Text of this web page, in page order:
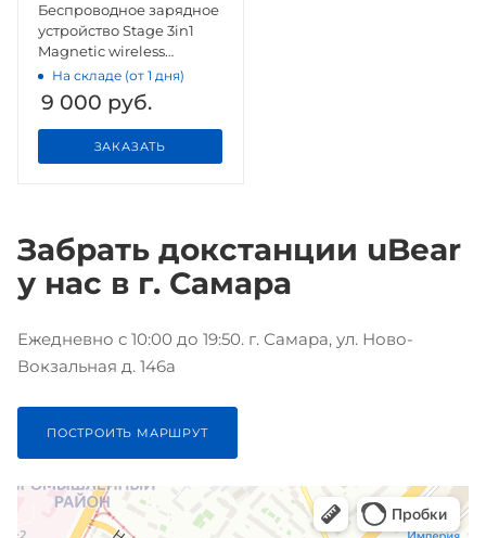
Беспроводное зарядное
устройство Stage 3in1
Magnetic wireless
charger, титан
На складе (от 1 дня)
9 000 руб.
ЗАКАЗАТЬ
Забрать докстанции uBear
у нас в г. Самара
Ежедневно с 10:00 до 19:50. г. Самара, ул. Ново-
Вокзальная д. 146а
ПОСТРОИТЬ МАРШРУТ